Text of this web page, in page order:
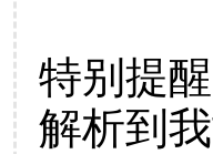
特别提
解析到